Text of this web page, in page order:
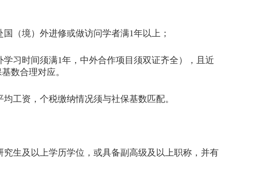
（境）外进修或做访问学者满1年以上；
习时间须满1年，中外合作项目须双证齐全），且近
数合理对应。
工资，个税缴纳情况须与社保基数匹配。
生及以上学历学位，或具备副高级及以上职称，并有